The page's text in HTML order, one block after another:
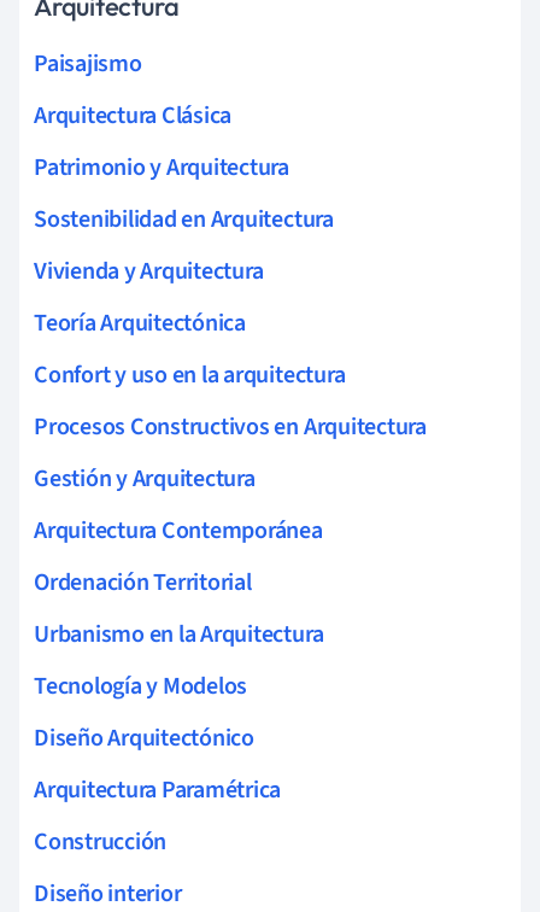
Paisajismo
Arquitectura Clásica
Patrimonio y Arquitectura
Sostenibilidad en Arquitectura
Vivienda y Arquitectura
Teoría Arquitectónica
Confort y uso en la arquitectura
Procesos Constructivos en Arquitectura
Gestión y Arquitectura
Arquitectura Contemporánea
Ordenación Territorial
Urbanismo en la Arquitectura
Tecnología y Modelos
Diseño Arquitectónico
Arquitectura Paramétrica
Construcción
Diseño interior